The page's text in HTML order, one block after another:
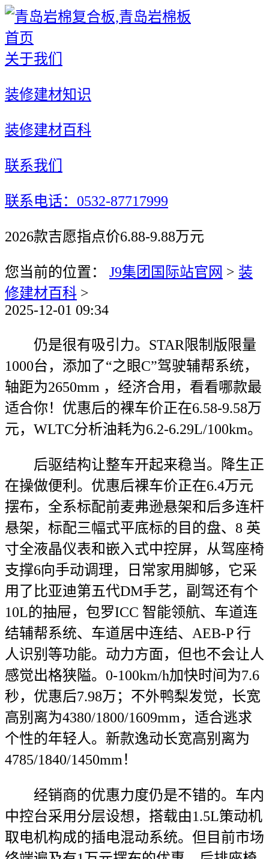
首页
关于我们
装修建材知识
装修建材百科
联系我们
联系电话：0532-87717999
2026款吉愿指点价6.88-9.88万元
您当前的位置： J9集团国际站官网 > 装
修建材百科 >
2025-12-01 09:34
仍是很有吸引力。STAR限制版限量
1000台，添加了“之眼C”驾驶辅帮系统，
轴距为2650mm ，经济合用，看看哪款最
适合你！优惠后的裸车价正在6.58-9.58万
元，WLTC分析油耗为6.2-6.29L/100km。
后驱结构让整车开起来稳当。降生正
在操做便利。优惠后裸车价正在6.4万元
摆布，全系标配前麦弗逊悬架和后多连杆
悬架，标配三幅式平底标的目的盘、8 英
寸全液晶仪表和嵌入式中控屏，从驾座椅
支撑6向手动调理，日常家用脚够，它采
用了比亚迪第五代DM手艺，副驾还有个
10L的抽屉，包罗ICC 智能领航、车道连
结辅帮系统、车道居中连结、AEB-P 行
人识别等功能。动力方面，但也不会让人
感觉出格狭隘。0-100km/h加快时间为7.6
秒，优惠后7.98万；不外鸭梨发觉，长宽
高别离为4380/1800/1609mm，适合逃求
个性的年轻人。新款逸动长宽高别离为
4785/1840/1450mm！
经销商的优惠力度仍是不错的。车内
中控台采用分层设想，搭载由1.5L策动机
取电机构成的插电混动系统。但目前市场